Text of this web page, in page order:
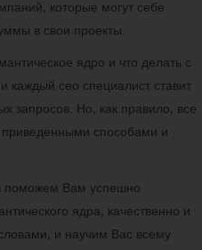
которые могут себе
в свои проекты.
ядро и что делать с
каждый сео специалист ставит
запросов. Но, как правило, все
способами и
поможем Вам успешно
ядра, качественно и
и научим Вас всему